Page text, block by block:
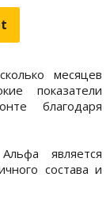
месяцев
показатели
благодаря
является
состава и